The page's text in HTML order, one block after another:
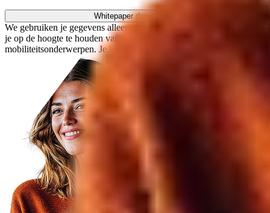
We gebruiken je gegevens alleen om de whitepaper toe te sturen en
je op de hoogte te houden van relevante HR- en
mobiliteitsonderwerpen. Je kunt je op elk moment afmelden.